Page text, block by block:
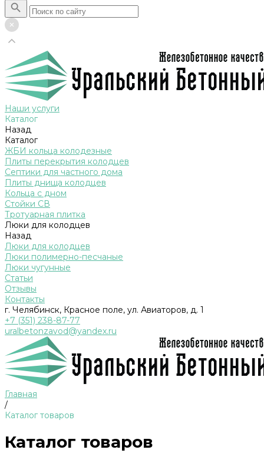
Наши услуги
Каталог
Назад
Каталог
ЖБИ кольца колодезные
Плиты перекрытия колодцев
Септики для частного дома
Плиты днища колодцев
Кольца с дном
Стойки СВ
Тротуарная плитка
Люки для колодцев
Назад
Люки для колодцев
Люки полимерно-песчаные
Люки чугунные
Статьи
Отзывы
Контакты
г. Челябинск, Красное поле, ул. Авиаторов, д. 1
+7 (351) 238-87-77
uralbetonzavod@yandex.ru
Главная
/
Каталог товаров
Каталог товаров